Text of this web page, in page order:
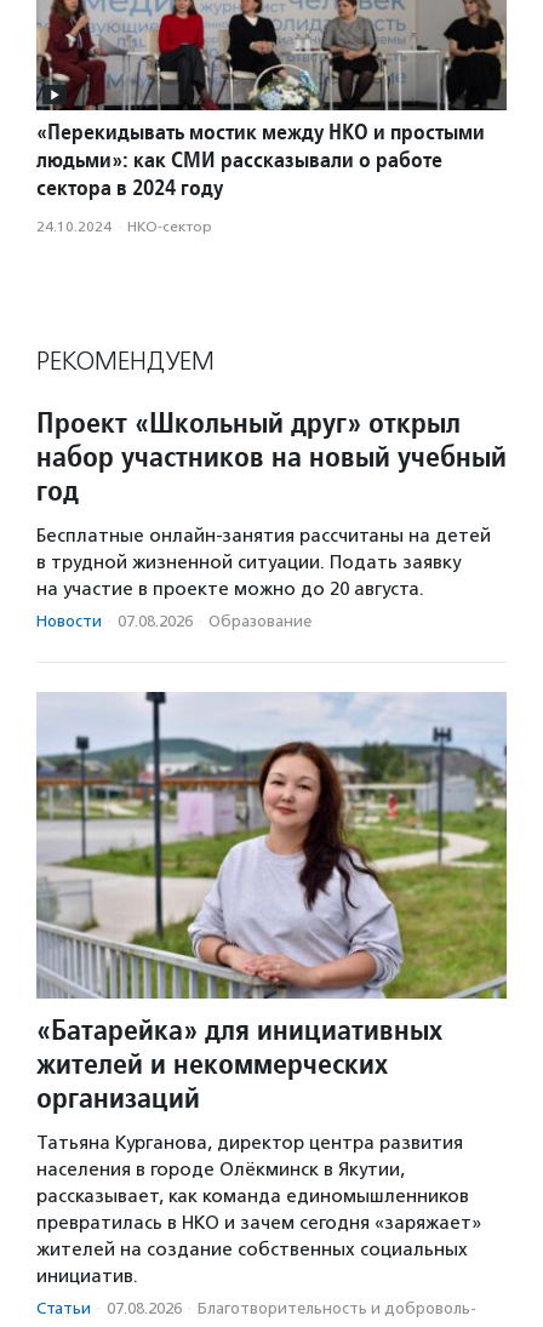
«Перекидывать мостик между НКО и простыми
людьми»: как СМИ рассказывали о работе
сектора в 2024 году
24.10.2024 · НКО-сектор
РЕКОМЕНДУЕМ
Проект «Школьный друг» открыл
набор участников на новый учебный
год
Бесплатные онлайн-занятия рассчитаны на детей
в трудной жизненной ситуации. Подать заявку
на участие в проекте можно до 20 августа.
Новости · 07.08.2026 · Образование
«Батарейка» для инициативных
жителей и некоммерческих
организаций
Татьяна Курганова, директор центра развития
населения в городе Олёкминск в Якутии,
рассказывает, как команда единомышленников
превратилась в НКО и зачем сегодня «заряжает»
жителей на создание собственных социальных
инициатив.
Статьи · 07.08.2026 · Благотвори­тель­ность и доброволь­